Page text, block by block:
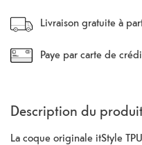
Livraison gratuite à
Paye par carte de
Description du
La coque originale itStyle